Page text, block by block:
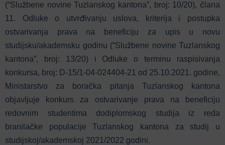
(“Službene novine Tuzlanskog kantona”, broj: 10/20), člana
11. Odluke o utvrđivanju uslova, kriterija i postupka
ostvarivanja prava na beneficiju za upis u novu
studijsku/akademsku godinu (“Službene novine Tuzlanskog
kantona”, broj: 13/20) i Odluke o terminu raspisivanja
konkursa, broj: D-15/1-04-024404-21 od 25.10.2021. godine,
Ministarstvo za boračka pitanja Tuzlanskog kantona
objavljuje konkurs za ostvarivanje prava na beneficiju
redovnim studentima dodiplomskog studija iz reda
branilačke populacije Tuzlanskog kantona za studij u
studijskoj/akademskoj 2021/2022 godini.